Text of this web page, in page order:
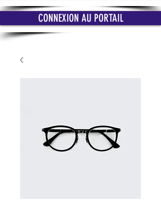
CONNEXION AU PORTAIL